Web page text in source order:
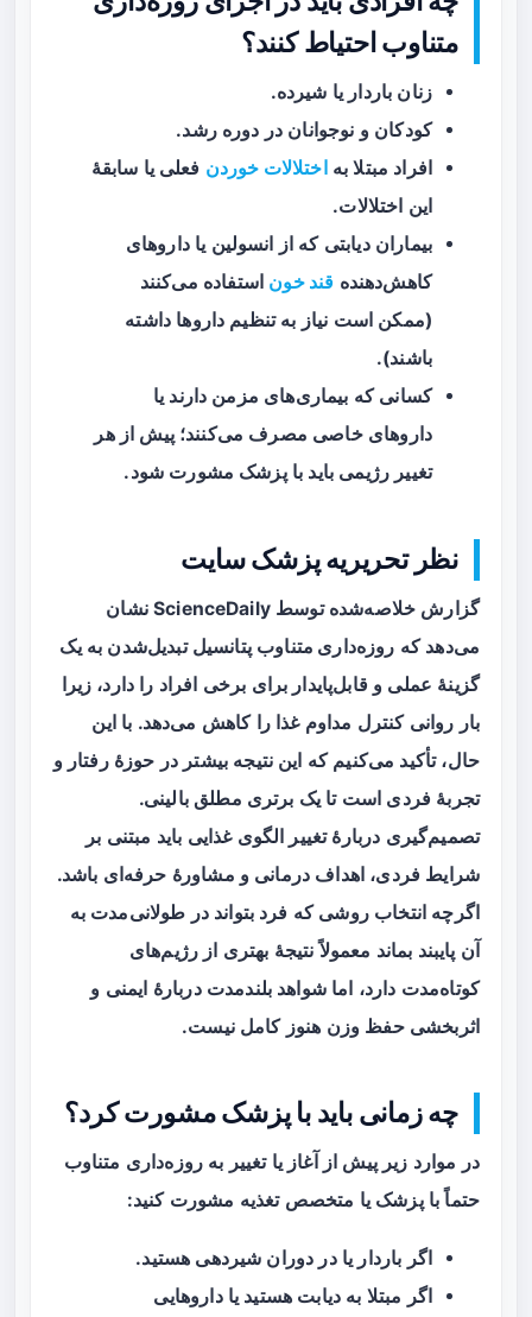
متناوب احتیاط کنند؟
زنان باردار یا شیرده.
کودکان و نوجوانان در دوره رشد.
افراد مبتلا به اختلالات خوردن فعلی یا سابقهٔ
این اختلالات.
بیماران دیابتی که از انسولین یا داروهای
کاهش‌دهنده قند خون استفاده می‌کنند
(ممکن است نیاز به تنظیم داروها داشته
باشند).
کسانی که بیماری‌های مزمن دارند یا
داروهای خاصی مصرف می‌کنند؛ پیش از هر
تغییر رژیمی باید با پزشک مشورت شود.
نظر تحریریه پزشک سایت
گزارش خلاصه‌شده توسط ScienceDaily نشان
می‌دهد که روزه‌داری متناوب پتانسیل تبدیل‌شدن به یک
گزینهٔ عملی و قابل‌پایدار برای برخی افراد را دارد، زیرا
بار روانی کنترل مداوم غذا را کاهش می‌دهد. با این
حال، تأکید می‌کنیم که این نتیجه بیشتر در حوزهٔ رفتار و
تجربهٔ فردی است تا یک برتری مطلق بالینی.
تصمیم‌گیری دربارهٔ تغییر الگوی غذایی باید مبتنی بر
شرایط فردی، اهداف درمانی و مشاورهٔ حرفه‌ای باشد.
اگرچه انتخاب روشی که فرد بتواند در طولانی‌مدت به
آن پایبند بماند معمولاً نتیجهٔ بهتری از رژیم‌های
کوتاه‌مدت دارد، اما شواهد بلندمدت دربارهٔ ایمنی و
اثربخشی حفظ وزن هنوز کامل نیست.
چه زمانی باید با پزشک مشورت کرد؟
در موارد زیر پیش از آغاز یا تغییر به روزه‌داری متناوب
حتماً با پزشک یا متخصص تغذیه مشورت کنید:
اگر باردار یا در دوران شیردهی هستید.
اگر مبتلا به دیابت هستید یا داروهایی